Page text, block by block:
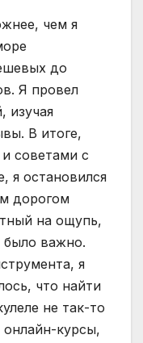
чем я
до
Я провел
изучая
В итоге,
советами с
я остановился
дорогом
на ощупь,
было важно.
я
что найти
не так-то
онлайн-курсы,